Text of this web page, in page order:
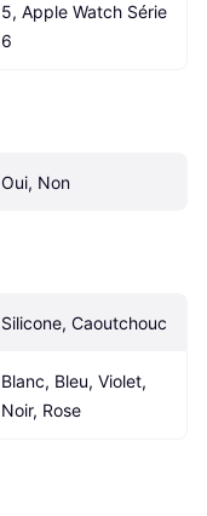
5, Apple Watch Série
6
Oui, Non
Silicone, Caoutchouc
Blanc, Bleu, Violet,
Noir, Rose